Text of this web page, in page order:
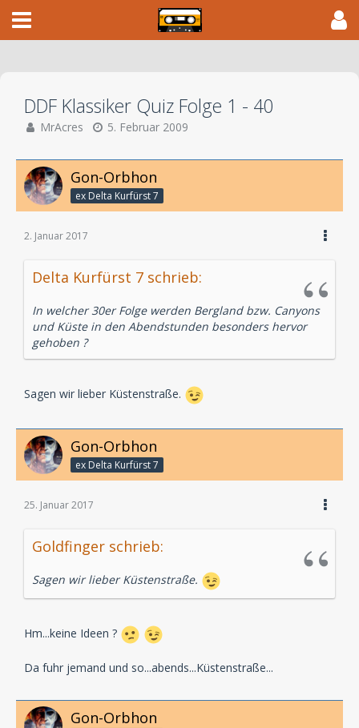
DDF Klassiker Quiz Folge 1 - 40
MrAcres 5. Februar 2009
Gon-Orbhon
ex Delta Kurfürst 7
2. Januar 2017
Delta Kurfürst 7 schrieb:
In welcher 30er Folge werden Bergland bzw. Canyons
und Küste in den Abendstunden besonders hervor
gehoben ?
Sagen wir lieber Küstenstraße.
Gon-Orbhon
ex Delta Kurfürst 7
25. Januar 2017
Goldfinger schrieb:
Sagen wir lieber Küstenstraße.
Hm...keine Ideen ?
Da fuhr jemand und so...abends...Küstenstraße...
Gon-Orbhon